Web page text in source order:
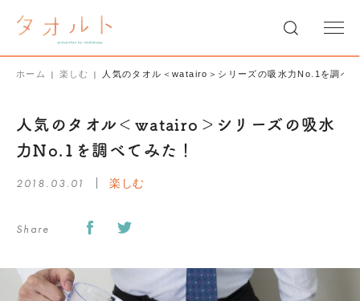
ホーム 楽しむ 人気のタオル＜watairo＞シリーズの吸水力No.1を調べ
人気のタオル＜watairo＞シリーズの吸水
力No.1を調べてみた！
2018.03.01 楽しむ
Share